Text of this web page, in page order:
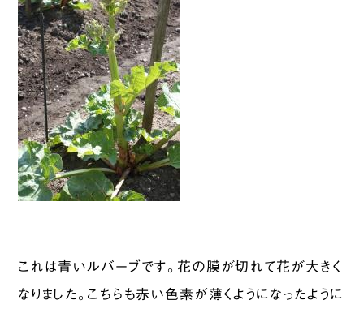
これは青いルバーブです。花の膜が切れて花が大きく
なりました。こちらも赤い色素が薄くようになったように